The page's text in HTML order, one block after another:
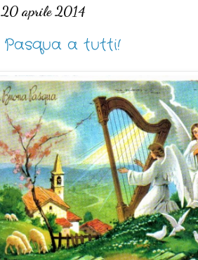
20 aprile 2014
Pasqua a tutti!